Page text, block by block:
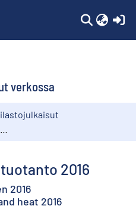
verkossa
2016
2016
heat 2016